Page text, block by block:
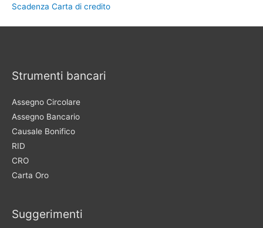
Scadenza Carta di credito
Strumenti bancari
Assegno Circolare
Assegno Bancario
Causale Bonifico
RID
CRO
Carta Oro
Suggerimenti